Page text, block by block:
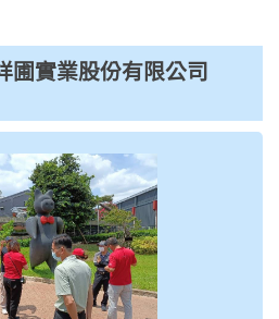
圃實業股份有限公司